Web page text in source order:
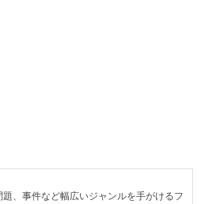
、事件など幅広いジャンルを手がけるフ